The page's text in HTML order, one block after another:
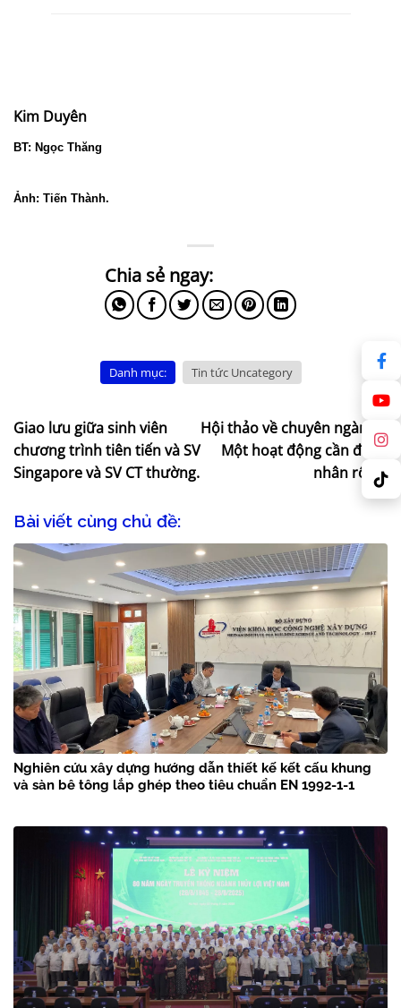
Kim Duyên
BT: Ngọc Thăng
Ảnh: Tiến Thành.
Danh mục: Tin tức Uncategory
Giao lưu giữa sinh viên
chương trình tiên tiến và SV
Singapore và SV CT thường.
Hội thảo về chuyên ngành –
Một hoạt động cần được
nhân rộng.
Bài viết cùng chủ đề:
Nghiên cứu xây dựng hướng dẫn thiết kế kết cấu khung
và sàn bê tông lắp ghép theo tiêu chuẩn EN 1992-1-1